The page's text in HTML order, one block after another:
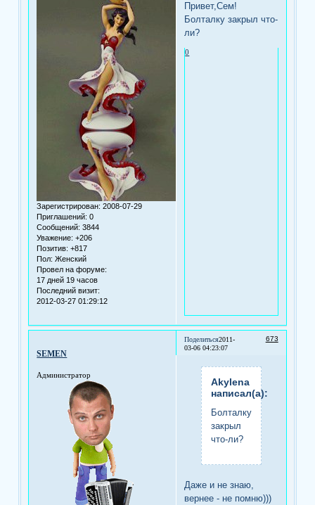
Зарегистрирован: 2008-07-29
Приглашений: 0
Сообщений: 3844
Уважение: +206
Позитив: +817
Пол: Женский
Провел на форуме:
17 дней 19 часов
Последний визит:
2012-03-27 01:29:12
Привет,Сем!
Болталку закрыл что-
ли?
0
Поделиться 673
2011-
03-06 04:23:07
SEMEN
Администратор
Akylena
написал(а):
Болталку
закрыл
что-ли?
Даже и не знаю,
вернее - не помню)))